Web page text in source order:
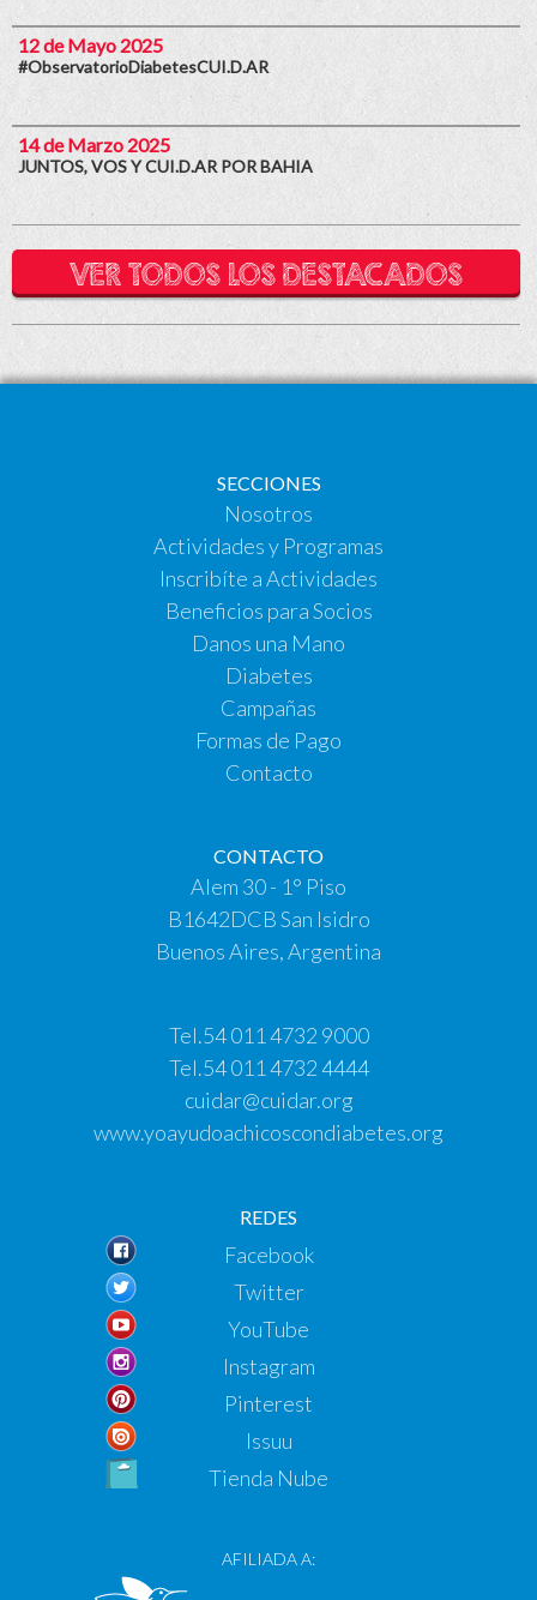
12 de Mayo 2025
#ObservatorioDiabetesCUI.D.AR
14 de Marzo 2025
JUNTOS, VOS Y CUI.D.AR POR BAHIA
VER TODOS LOS DESTACADOS
SECCIONES
Nosotros
Actividades y Programas
Inscribíte a Actividades
Beneficios para Socios
Danos una Mano
Diabetes
Campañas
Formas de Pago
Contacto
CONTACTO
Alem 30 - 1° Piso
B1642DCB San Isidro
Buenos Aires, Argentina
Tel.54 011 4732 9000
Tel.54 011 4732 4444
cuidar@cuidar.org
www.yoayudoachicoscondiabetes.org
REDES
Facebook
Twitter
YouTube
Instagram
Pinterest
Issuu
Tienda Nube
AFILIADA A: